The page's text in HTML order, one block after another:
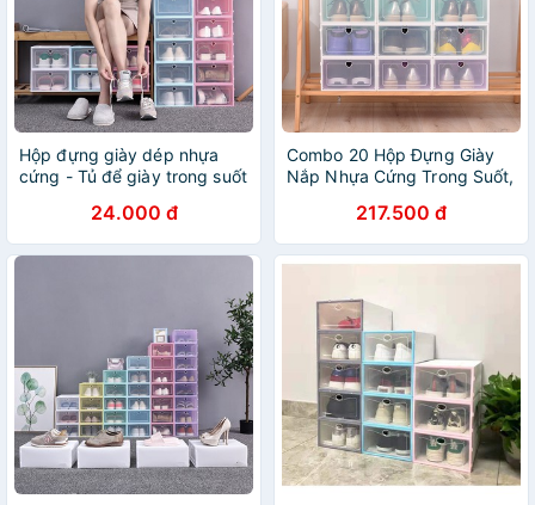
Hộp đựng giày dép nhựa
cứng - Tủ để giày trong suốt
24.000 đ
Combo 20 Hộp Đựng Giày
Nắp Nhựa Cứng Trong Suốt,
Lớn, Tủ Giầy Lắp Ghép
Thông Minh
217.500 đ